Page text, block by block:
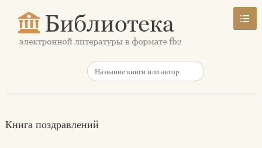
Книга поздравлений